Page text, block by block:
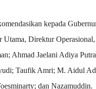
kepada
Direktur Operasional,
Ahmad Jaelani Adiya
Taufik Amri; M. Aidul
dan Nazamuddin.